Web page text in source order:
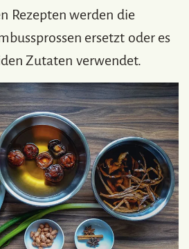
Rezepten werden die
ersetzt oder es
Zutaten verwendet.